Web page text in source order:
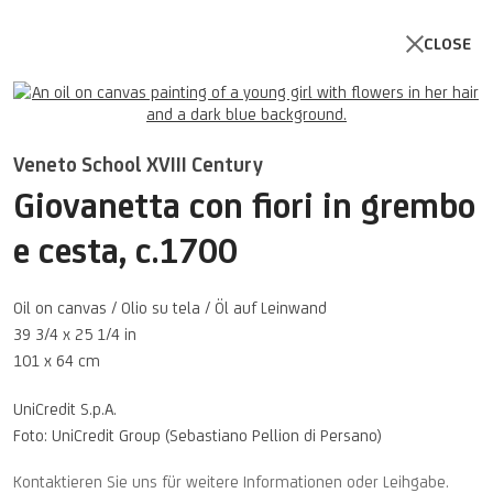
Open a larger version of the
Veneto School XVIII Century
Giovanetta con fiori in grembo
e cesta, c.1700
Oil on canvas / Olio su tela / Öl auf Leinwand
39 3/4 x 25 1/4 in
101 x 64 cm
UniCredit S.p.A.
Foto: UniCredit Group (Sebastiano Pellion di Persano)
CLOSE